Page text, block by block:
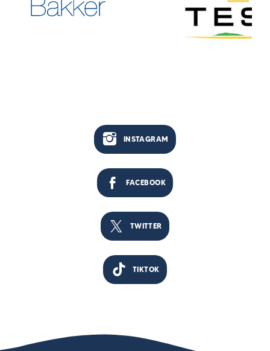
INSTAGRAM
FACEBOOK
TWITTER
TIKTOK